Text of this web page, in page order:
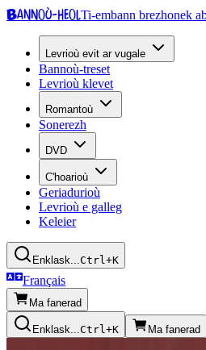
Bannoù-heolTi-embann brezhonek
Levrioù evit ar vugale
Bannoù-treset
Levrioù klevet
Romantoù
Sonerezh
DVD
C'hoarioù
Geriadurioù
Levrioù e galleg
Keleier
Enklask...Ctrl+K
Français
Ma fanerad
Enklask...Ctrl+K Ma fanerad